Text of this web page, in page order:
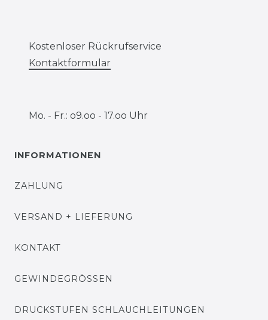
Kostenloser Rückrufservice
Kontaktformular
Mo. - Fr.: o9.oo - 17.oo Uhr
INFORMATIONEN
ZAHLUNG
VERSAND + LIEFERUNG
KONTAKT
GEWINDEGRÖSSEN
DRUCKSTUFEN SCHLAUCHLEITUNGEN